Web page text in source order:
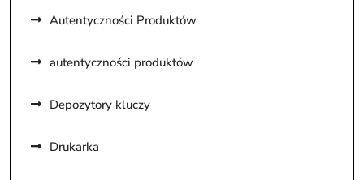
Autentyczności Produktów
autentyczności produktów
Depozytory kluczy
Drukarka